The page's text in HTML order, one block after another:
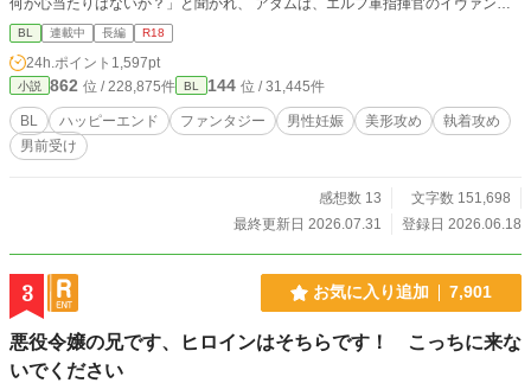
何か心当たりはないか？」と聞かれ、 アダムは、エルフ軍指揮官のイヴァンと
一夜の関係を持ったことを思い出す。 しかも、子を無事に産むためには、エル
フの精液を注ぎ続ける必要があると言われ、 アダムは仕方なくエルフの国へと
向かうことになる。 再会したイヴァンは、まるで伴侶のようにアダムを愛で始
める。 子供を産んだらさっさと国に戻るつもりだったのに、次第にアダムもイ
ヴァンから与えられる想いに心が揺らいでいき―― ★皆様の応援のおかげで
【紙書籍&電子書籍化】が決定しました…！ 読んでくださった皆様、心からあり
がとうございます…！ 出版レーベルさんや発売日などは詳細が決まり次第、作
BL 連載中 長編 R18
24h.ポイント 1,597pt
小説 862 位 / 228,875件 BL 144 位 / 31,445件
BL ハッピーエンド ファンタジー 男性妊娠 美形攻め
執着攻め
男前受け
感想数 13
文字数 151,698
最終更新日 2026.07.31
登録日 2026.06.18
3 お気に入り追加 7,901
悪役令嬢の兄です、ヒロインはそちらです！ こっちに来な
いでください